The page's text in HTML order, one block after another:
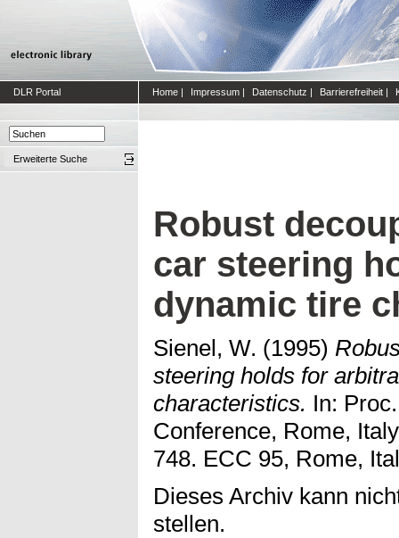
DLR Portal Home | Impressum | Datenschutz | Barrierefreiheit |
Erweiterte Suche
Robust
car steering
dynamic tire
Sienel, W. (1995)
steering holds for
characteristics. In:
Conference, Rome,
748. ECC 95, Rome,
Dieses Archiv kann
stellen.